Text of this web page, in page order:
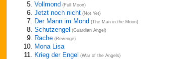
5. Vollmond (Full Moon)
6. Jetzt noch nicht (Not Yet)
7. Der Mann im Mond (The Man in the Moon)
8. Schutzengel (Guardian Angel)
9. Rache (Revenge)
10. Mona Lisa
11. Krieg der Engel (War of the Angels)